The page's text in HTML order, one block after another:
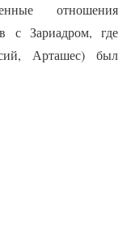
отношения
с Зариадром, где
Арташес) был